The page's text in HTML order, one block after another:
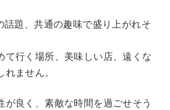
話題、共通の趣味で盛り上がれそ
て行く場所、美味しい店、遠くな
ません。
が良く、素敵な時間を過ごせそう